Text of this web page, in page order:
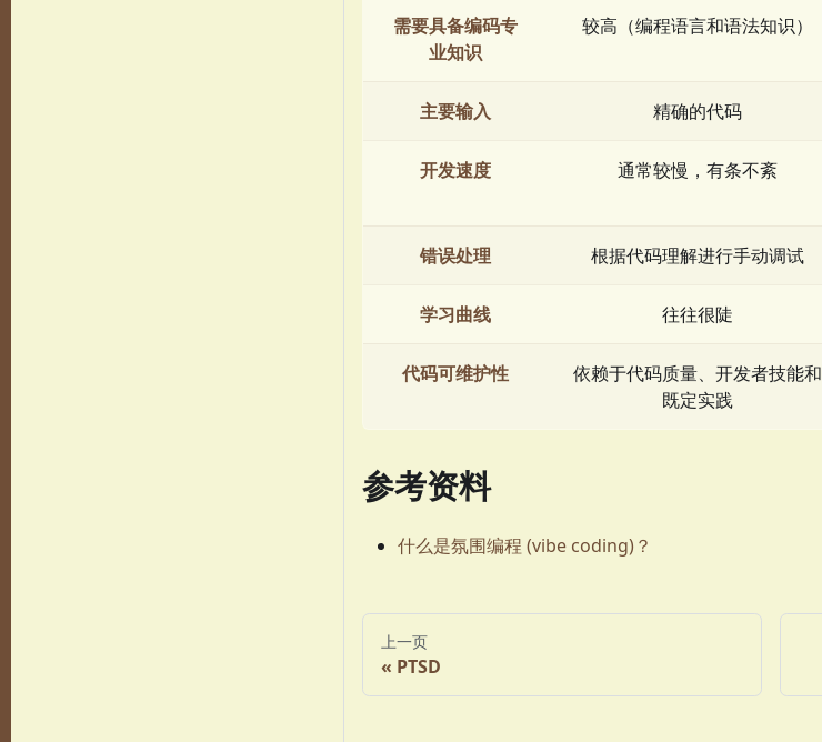
需要具备编码专
业知识
较高（编程语言和语法知识）
主要输入 精确的代码
开发速度 通常较慢，有条不紊
错误处理 根据代码理解进行手动调试
学习曲线 往往很陡
代码可维护性
依赖于代码质量、开发者技能和
既定实践
参考资料
什么是氛围编程 (vibe coding)？
上一页
PTSD